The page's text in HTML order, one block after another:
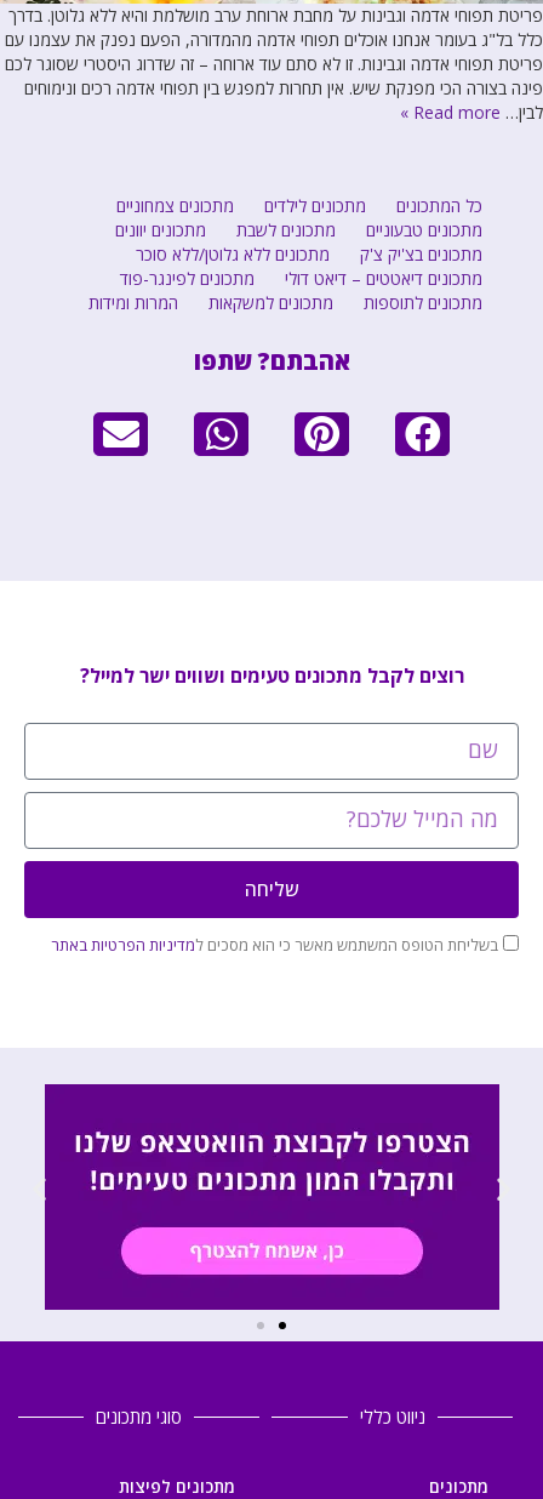
פריטת תפוחי אדמה וגבינות על מחבת ארוחת ערב מושלמת והיא ללא גלוטן. בדרך
כלל בל"ג בעומר אנחנו אוכלים תפוחי אדמה מהמדורה, הפעם נפנק את עצמנו עם
פריטת תפוחי אדמה וגבינות. זו לא סתם עוד ארוחה – זה שדרוג היסטרי שסוגר לכם
פינה בצורה הכי מפנקת שיש. אין תחרות למפגש בין תפוחי אדמה רכים ונימוחים
לבין… Read more »
כל המתכונים מתכונים לילדים
מתכונים צמחוניים
מתכונים טבעוניים
מתכונים לשבת
מתכונים יוונים
מתכונים בצ'יק צ'ק
מתכונים ללא גלוטן/ללא סוכר
מתכונים דיאטטים – דיאט דולי
מתכונים לפינגר-פוד
מתכונים לתוספות
מתכונים למשקאות המרות ומידות
אהבתם? שתפו
רוצים לקבל מתכונים טעימים ושווים ישר למייל?
בשליחת הטופס המשתמש מאשר כי הוא מסכים למדיניות הפרטיות באתר
שליחה
ניווט כללי
מתכונים
סוגי מתכונים
מתכונים לפיצות